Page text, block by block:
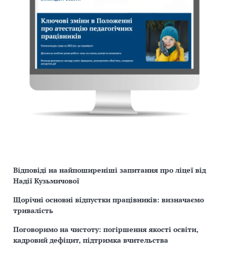
Відповіді на найпоширеніші запитання про ліцеї від
Надії Кузьмичової
Щорічні основні відпустки працівників: визначаємо
тривалість
Поговоримо на чистоту: погіршення якості освіти,
кадровий дефіцит, підтримка вчительства